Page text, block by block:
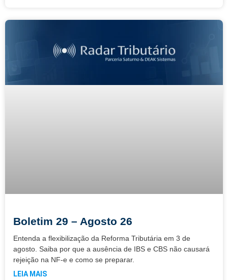
Boletim 29 – Agosto 26
Entenda a flexibilização da Reforma Tributária em 3 de
agosto. Saiba por que a ausência de IBS e CBS não causará
rejeição na NF-e e como se preparar.
LEIA MAIS